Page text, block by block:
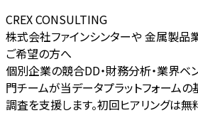
CREX CONSULTING
株式会社ファインシンターや 金属製品
ご希望の方へ
個別企業の競合DD・財務分析・業界ベ
門チームが当データプラットフォーム
調査を支援します。初回ヒアリングは